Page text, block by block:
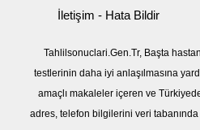
İletişim - Hata Bildir
Tahlilsonuclari.Gen.Tr, Başta
testlerinin daha iyi anlaşılmasına
amaçlı makaleler içeren ve
adres, telefon bilgilerini veri